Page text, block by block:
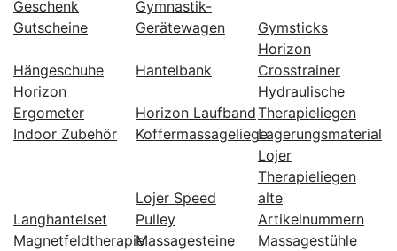
Geschenk
Gutscheine
Gymnastik-
Gerätewagen
Gymsticks
Hängeschuhe Hantelbank
Horizon
Crosstrainer
Horizon
Ergometer
Horizon Laufband
Hydraulische
Therapieliegen
Indoor Zubehör
KoffermassageliegeLagerungsmaterial
Langhantelset
Lojer Speed
Pulley
Lojer
Therapieliegen
alte
Artikelnummern
MagnetfeldtherapieMassagesteine Massagestühle